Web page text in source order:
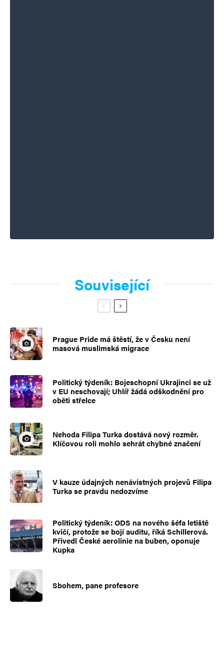
Související
Prague Pride má štěstí, že v Česku není
masová muslimská migrace
Politický týdeník: Bojeschopní Ukrajinci se už
v EU neschovají; Uhlíř žádá odškodnění pro
oběti střelce
Nehoda Filipa Turka dostává nový rozměr.
Klíčovou roli mohlo sehrát chybné značení
V kauze údajných nenávistných projevů Filipa
Turka se pravdu nedozvíme
Politický týdeník: ODS na nového šéfa letiště
kvičí, protože se bojí auditu, říká Schillerová.
Přivedl České aerolinie na buben, oponuje
Kupka
Sbohem, pane profesore